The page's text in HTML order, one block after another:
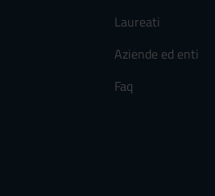
Laureati
Aziende ed enti
Faq